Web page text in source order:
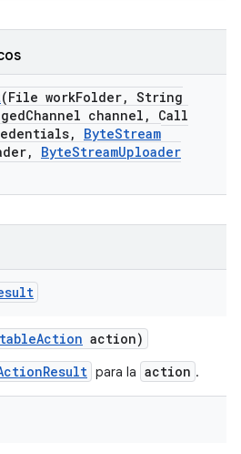
(File workFolder, String
Channel channel ,
Call
, ByteStream
, ByteStreamUploader
Action action)
para la action .